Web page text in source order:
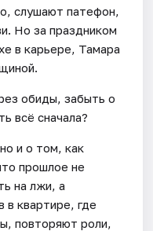
слушают патефон,
Но за праздником
в карьере, Тамара
обиды, забыть о
всё сначала?
и о том, как
прошлое не
на лжи, а
в квартире, где
повторяют роли,